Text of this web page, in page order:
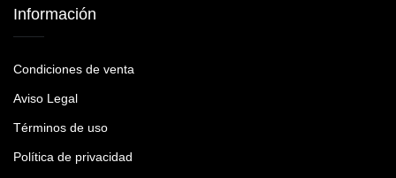
Información
Condiciones de venta
Aviso Legal
Términos de uso
Política de privacidad